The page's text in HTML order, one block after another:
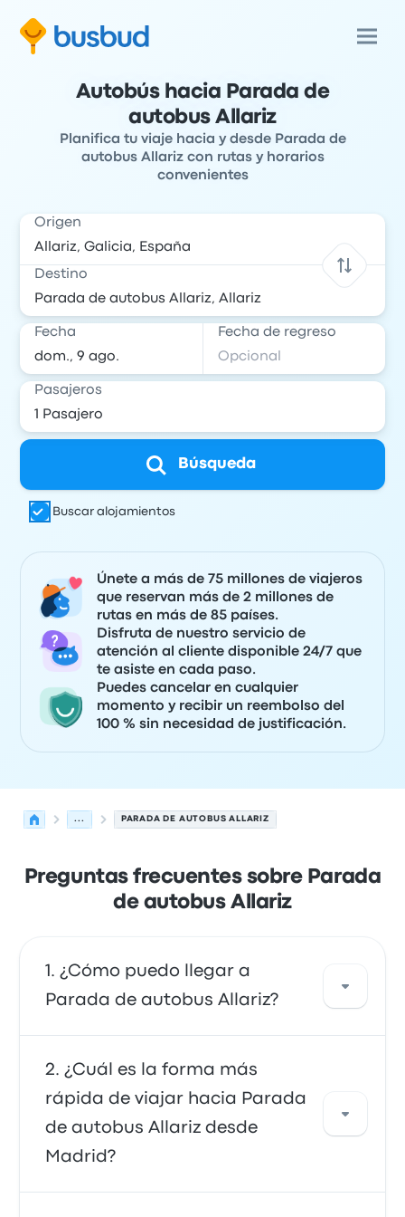
Autobús hacia Parada de
autobus Allariz
Planifica tu viaje hacia y desde Parada de
autobus Allariz con rutas y horarios
convenientes
Origen
Destino
Fecha Fecha de regreso
Pasajeros
Búsqueda
Buscar alojamientos
Únete a más de 75 millones de viajeros
que reservan más de 2 millones de
rutas en más de 85 países.
Disfruta de nuestro servicio de
atención al cliente disponible 24/7 que
te asiste en cada paso.
Puedes cancelar en cualquier
momento y recibir un reembolso del
100 % sin necesidad de justificación.
... PARADA DE AUTOBUS ALLARIZ
Preguntas frecuentes sobre Parada
de autobus Allariz
¿Cómo puedo llegar a
Parada de autobus Allariz?
Puedes tomar el autobús, que proporciona
acceso directo a tu destino. También puedes
tomar un taxi o usar un servicio de coche
compartido.
¿Cuál es la forma más
rápida de viajar hacia Parada
de autobus Allariz desde
Madrid?